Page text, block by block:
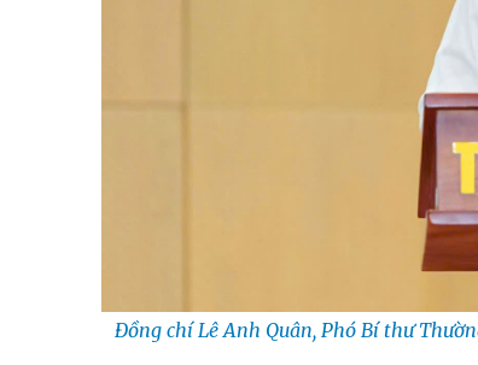
Đồng chí Lê Anh Quân, Phó Bí thư